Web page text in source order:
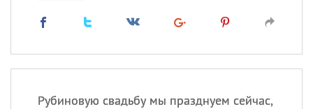
Рубиновую свадьбу мы празднуем сейчас,